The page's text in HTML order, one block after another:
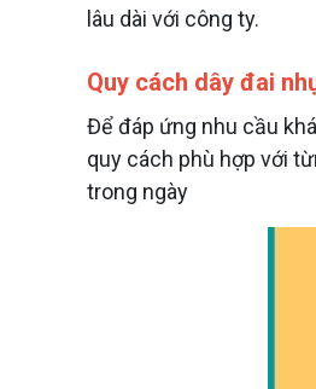
lâu dài với công ty.
Quy cách dây đai
Để đáp ứng nhu cầu
quy cách phù hợp với
trong ngày